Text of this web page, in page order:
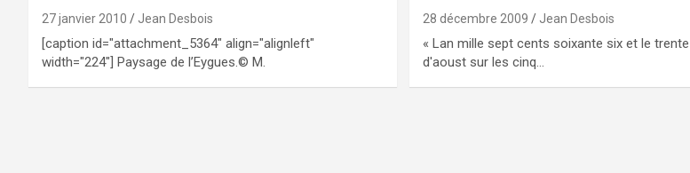
27 janvier 2010 Jean Desbois
[caption id="attachment_5364" align="alignleft"
width="224"] Paysage de l’Eygues.© M.
28 décembre 2009 Jean Desbois
« Lan mille sept cents soixante six et le
d'aoust sur les cinq…